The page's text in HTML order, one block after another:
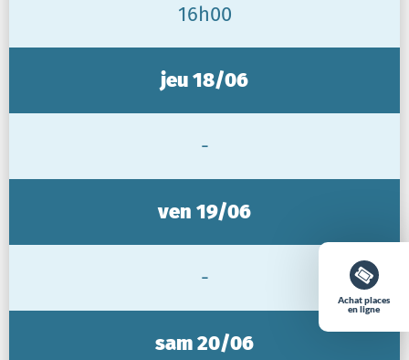
Achat places
en ligne
16h00
jeu 18/06
-
ven 19/06
-
sam 20/06